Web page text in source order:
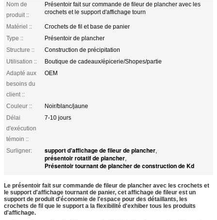
Nom de
produit ::
Présentoir fait sur commande de fileur de plancher avec les
crochets et le support d'affichage tourn
Matériel ::
Crochets de fil et base de panier
Type ::
Présentoir de plancher
Structure ::
Construction de précipitation
Utilisation ::
Boutique de cadeaux/épicerie/Shopes/partie
Adapté aux
besoins du
client ::
OEM
Couleur ::
Noir/blanc/jaune
Délai
d'exécution
témoin ::
7-10 jours
Surligner: support d'affichage de fileur de plancher,
présentoir rotatif de plancher,
Présentoir tournant de plancher de construction de Kd
Le présentoir fait sur commande de fileur de plancher avec les crochets et
le support d'affichage tournant de panier, cet affichage de fileur est un
support de produit d'économie de l'espace pour des détaillants, les
crochets de fil que le support a la flexibilité d'exhiber tous les produits
d'affichage.